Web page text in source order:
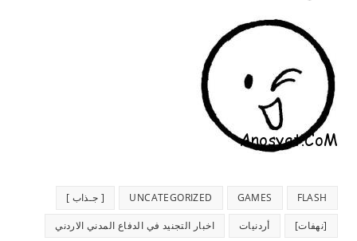
FLASH
GAMES
UNCATEGORIZED [ جـذاب ]
[نهفات] أردنيات اخبار التجنيد في الدفاع المدني الاردني